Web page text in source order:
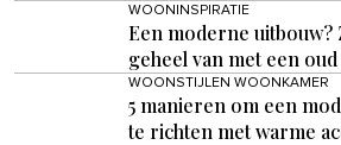
WOONINSPIRATIE
Een moderne uitbouw?
geheel van met een oud
WOONSTIJLEN WOONKAMER
5 manieren om een
te richten met warme